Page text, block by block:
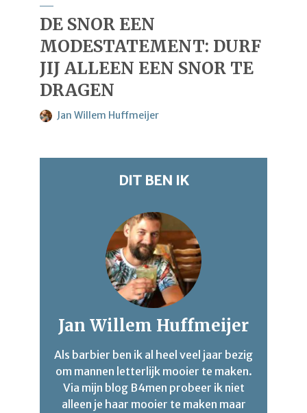
DE SNOR EEN
MODESTATEMENT: DURF
JIJ ALLEEN EEN SNOR TE
DRAGEN
Jan Willem Huffmeijer
DIT BEN IK
Jan Willem Huffmeijer
Als barbier ben ik al heel veel jaar bezig
om mannen letterlijk mooier te maken.
Via mijn blog B4men probeer ik niet
alleen je haar mooier te maken maar